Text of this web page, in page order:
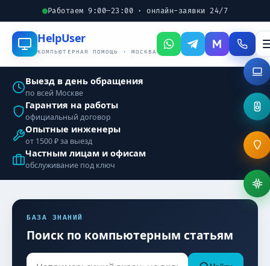
Работаем 9:00–23:00 · онлайн-заявки 24/7
HelpUser
КОМПЬЮТЕРНАЯ ПОМОЩЬ · МОСКВА
Выезд в день обращения
по всей Москве
Гарантия на работы
официальный договор
Опытные инженеры
от 1500 ₽ за выезд
Частным лицам и офисам
обслуживание под ключ
БАЗА ЗНАНИЙ
Поиск по компьютерным статьям